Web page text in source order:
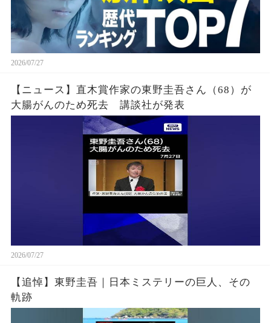
2026/07/27
【ニュース】直木賞作家の東野圭吾さん（68）が
大腸がんのため死去 講談社が発表
2026/07/27
【追悼】東野圭吾｜日本ミステリーの巨人、その
軌跡